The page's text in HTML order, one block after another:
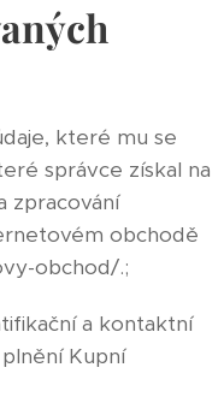
které mu se
správce získal na
zpracování
obchodě
obchod/.;
a kontaktní
Kupní